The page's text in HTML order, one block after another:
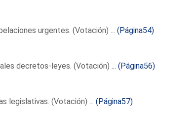
urgentes. (Votación) ... (Página54)
decretos-leyes. (Votación) ... (Página56)
legislativas. (Votación) ... (Página57)